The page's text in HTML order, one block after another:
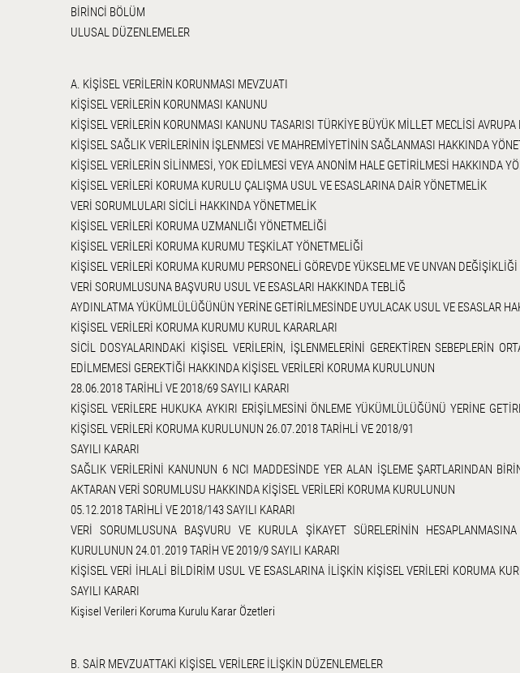
BİRİNCİ BÖLÜM
ULUSAL DÜZENLEMELER
A. KİŞİSEL VERİLERİN KORUNMASI MEVZUATI
KİŞİSEL VERİLERİN KORUNMASI KANUNU
KİŞİSEL VERİLERİN KORUNMASI KANUNU TASARISI TÜRKİYE BÜYÜK MİLLET MECLİSİ
KİŞİSEL SAĞLIK VERİLERİNİN İŞLENMESİ VE MAHREMİYETİNİN SAĞLANMASI HAKKINDA
KİŞİSEL VERİLERİN SİLİNMESİ, YOK EDİLMESİ VEYA ANONİM HALE GETİRİLMESİ HAKKINDA
KİŞİSEL VERİLERİ KORUMA KURULU ÇALIŞMA USUL VE ESASLARINA DAİR YÖNETMELİK
VERİ SORUMLULARI SİCİLİ HAKKINDA YÖNETMELİK
KİŞİSEL VERİLERİ KORUMA UZMANLIĞI YÖNETMELİĞİ
KİŞİSEL VERİLERİ KORUMA KURUMU TEŞKİLAT YÖNETMELİĞİ
KİŞİSEL VERİLERİ KORUMA KURUMU PERSONELİ GÖREVDE YÜKSELME VE UNVAN DEĞİŞİKLİĞİ
VERİ SORUMLUSUNA BAŞVURU USUL VE ESASLARI HAKKINDA TEBLİĞ
AYDINLATMA YÜKÜMLÜLÜĞÜNÜN YERİNE GETİRİLMESİNDE UYULACAK USUL VE ESASLAR
KİŞİSEL VERİLERİ KORUMA KURUMU KURUL KARARLARI
SİCİL DOSYALARINDAKİ KİŞİSEL VERİLERİN, İŞLENMELERİNİ GEREKTİREN SEBEPLERİN
EDİLMEMESİ GEREKTİĞİ HAKKINDA KİŞİSEL VERİLERİ KORUMA KURULUNUN
28.06.2018 TARİHLİ VE 2018/69 SAYILI KARARI
KİŞİSEL VERİLERE HUKUKA AYKIRI ERİŞİLMESİNİ ÖNLEME YÜKÜMLÜLÜĞÜNÜ YERİNE
KİŞİSEL VERİLERİ KORUMA KURULUNUN 26.07.2018 TARİHLİ VE 2018/91
SAYILI KARARI
SAĞLIK VERİLERİNİ KANUNUN 6 NCI MADDESİNDE YER ALAN İŞLEME ŞARTLARINDAN
AKTARAN VERİ SORUMLUSU HAKKINDA KİŞİSEL VERİLERİ KORUMA KURULUNUN
05.12.2018 TARİHLİ VE 2018/143 SAYILI KARARI
VERİ SORUMLUSUNA BAŞVURU VE KURULA ŞİKAYET SÜRELERİNİN
KURULUNUN 24.01.2019 TARİH VE 2019/9 SAYILI KARARI
KİŞİSEL VERİ İHLALİ BİLDİRİM USUL VE ESASLARINA İLİŞKİN KİŞİSEL VERİLERİ KORUMA
SAYILI KARARI
Kişisel Verileri Koruma Kurulu Karar Özetleri
B. SAİR MEVZUATTAKİ KİŞİSEL VERİLERE İLİŞKİN DÜZENLEMELER